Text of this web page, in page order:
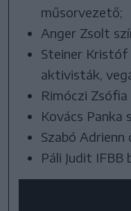
műsorvezető;
Anger Zsolt
Steiner Kristóf
aktivisták,
Rimóczi
Kovács Panka
Szabó
Páli Judit